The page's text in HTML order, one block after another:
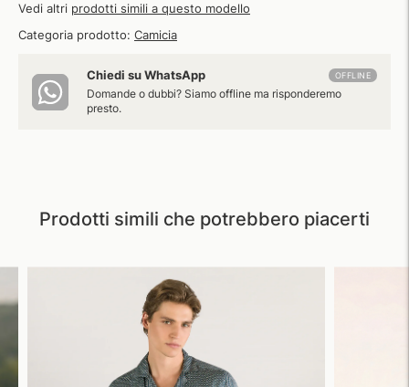
Vedi altri prodotti simili a questo modello
Categoria prodotto: Camicia
Chiedi su WhatsApp OFFLINE
Domande o dubbi? Siamo offline ma risponderemo
presto.
Prodotti simili che potrebbero piacerti